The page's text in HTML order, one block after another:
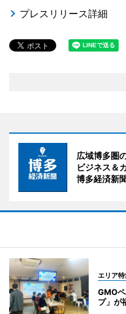
プレスリリース詳細
広域博多圏
ビジネス＆
博多経済新
エリア
GMO
プ」が